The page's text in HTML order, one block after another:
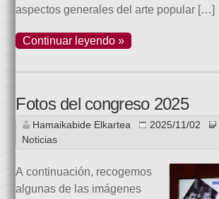
aspectos generales del arte popular […]
Continuar leyendo »
Fotos del congreso 2025
Hamaikabide Elkartea 2025/11/02
Noticias
A continuación, recogemos
algunas de las imágenes